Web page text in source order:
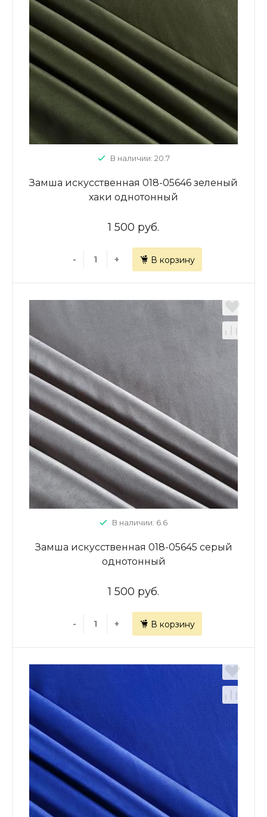
В наличии: 20.7
Замша искусственная 018-05646 зеленый
хаки однотонный
1 500 руб.
- + В корзину
В наличии: 6.6
Замша искусственная 018-05645 серый
однотонный
1 500 руб.
- + В корзину